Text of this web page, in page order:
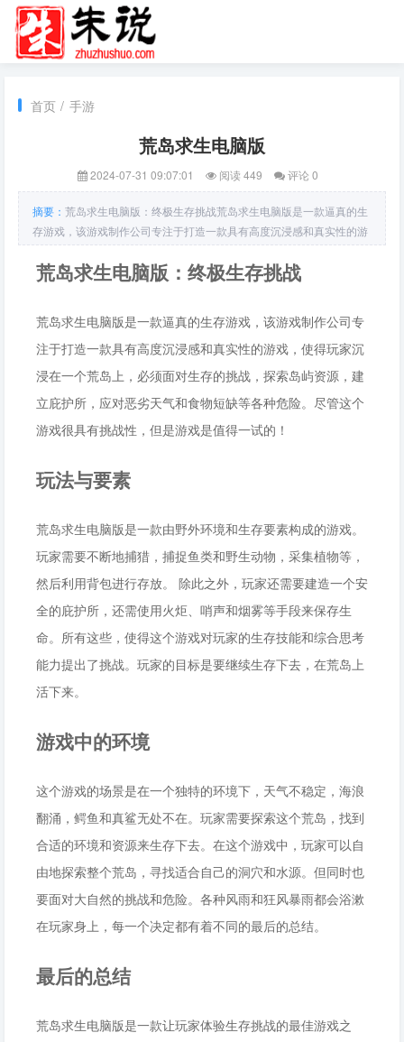
首页 / 手游
荒岛求生电脑版
2024-07-31 09:07:01 阅读 449 评论 0
摘要： 荒岛求生电脑版：终极生存挑战荒岛求生电脑版是一款逼真的生
存游戏，该游戏制作公司专注于打造一款具有高度沉浸感和真实性的游
戏，使得玩家沉浸在一个荒岛上，必须面对生存的挑战，探索岛屿资
源，建立庇护所，应对恶劣天气和食物短缺等各种危险。尽管这个游戏
荒岛求生电脑版：终极生存挑战
荒岛求生电脑版是一款逼真的生存游戏，该游戏制作公司专
注于打造一款具有高度沉浸感和真实性的游戏，使得玩家沉
浸在一个荒岛上，必须面对生存的挑战，探索岛屿资源，建
立庇护所，应对恶劣天气和食物短缺等各种危险。尽管这个
游戏很具有挑战性，但是游戏是值得一试的！
玩法与要素
荒岛求生电脑版是一款由野外环境和生存要素构成的游戏。
玩家需要不断地捕猎，捕捉鱼类和野生动物，采集植物等，
然后利用背包进行存放。 除此之外，玩家还需要建造一个安
全的庇护所，还需使用火炬、哨声和烟雾等手段来保存生
命。所有这些，使得这个游戏对玩家的生存技能和综合思考
能力提出了挑战。玩家的目标是要继续生存下去，在荒岛上
活下来。
游戏中的环境
这个游戏的场景是在一个独特的环境下，天气不稳定，海浪
翻涌，鳄鱼和真鲨无处不在。玩家需要探索这个荒岛，找到
合适的环境和资源来生存下去。在这个游戏中，玩家可以自
由地探索整个荒岛，寻找适合自己的洞穴和水源。但同时也
要面对大自然的挑战和危险。各种风雨和狂风暴雨都会浴漱
在玩家身上，每一个决定都有着不同的最后的总结。
最后的总结
荒岛求生电脑版是一款让玩家体验生存挑战的最佳游戏之